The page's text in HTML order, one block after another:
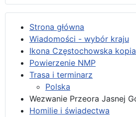
Strona główna
Wiadomości - wybór kraju
Ikona Częstochowska
Powierzenie NMP
Trasa i terminarz
Polska
Wezwanie Przeora Jasnej
Homilie i świadectwa